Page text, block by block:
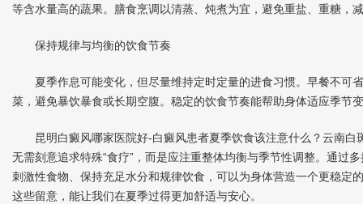
等含水量高的蔬果。膳食烹调以清蒸、炖煮为宜，避免重盐、重糖，
保持规律与均衡的饮食节奏
夏季作息可能变化，但尽量维持定时定量的进食习惯。早餐不可
菜，避免暴饮暴食或长期空腹。稳定的饮食节奏能帮助身体适应季节
昆明白癜风哪家医院好-白癜风患者夏季饮食该注意什么？云南白
无需刻意追求特殊“食疗”，而是应注重整体均衡与季节性调整。通过
刺激性食物、保持充足水分和规律饮食，可以为身体营造一个更稳定
这些留意，能让我们在夏季过得更加舒适与安心。